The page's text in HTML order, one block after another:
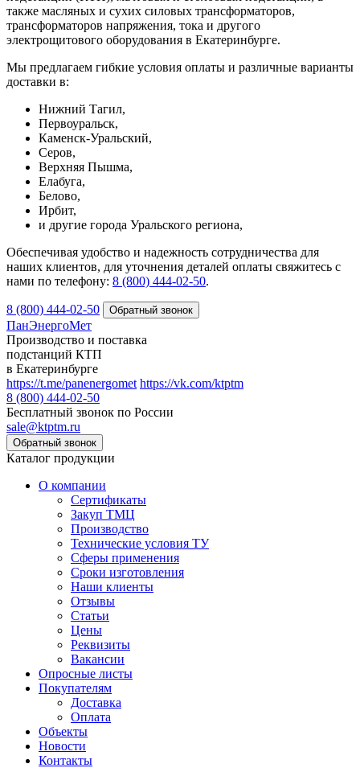
также масляных и сухих силовых трансформаторов,
трансформаторов напряжения, тока и другого
электрощитового оборудования в Екатеринбурге.
Мы предлагаем гибкие условия оплаты и различные варианты
доставки в:
Нижний Тагил,
Первоуральск,
Каменск-Уральский,
Серов,
Верхняя Пышма,
Елабуга,
Белово,
Ирбит,
и другие города Уральского региона,
Обеспечивая удобство и надежность сотрудничества для
наших клиентов, для уточнения деталей оплаты свяжитесь с
нами по телефону: 8 (800) 444-02-50.
8 (800) 444-02-50
ПанЭнергоМет
Производство и поставка
подстанций КТП
в Екатеринбурге
https://t.me/panenergomet https://vk.com/ktptm
8 (800) 444-02-50
Бесплатный звонок по России
sale@ktptm.ru
Каталог продукции
О компании
Сертификаты
Закуп ТМЦ
Производство
Технические условия ТУ
Сферы применения
Сроки изготовления
Наши клиенты
Отзывы
Статьи
Цены
Реквизиты
Вакансии
Опросные листы
Покупателям
Доставка
Оплата
Объекты
Новости
Контакты